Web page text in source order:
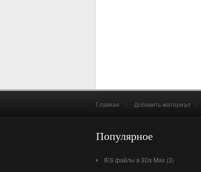
Главная Добавить материал
Популярное
IES файлы в 3Ds Max (3)